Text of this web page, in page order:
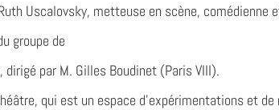
Uscalovsky, metteuse en scène, comédienne
groupe de
par M. Gilles Boudinet (Paris VIII).
qui est un espace d’expérimentations et de